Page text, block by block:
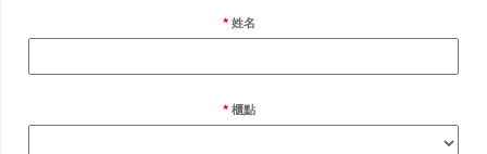
姓名
櫃點